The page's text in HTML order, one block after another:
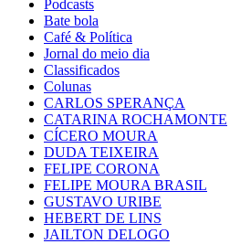
Podcasts
Bate bola
Café & Política
Jornal do meio dia
Classificados
Colunas
CARLOS SPERANÇA
CATARINA ROCHAMONTE
CÍCERO MOURA
DUDA TEIXEIRA
FELIPE CORONA
FELIPE MOURA BRASIL
GUSTAVO URIBE
HEBERT DE LINS
JAILTON DELOGO